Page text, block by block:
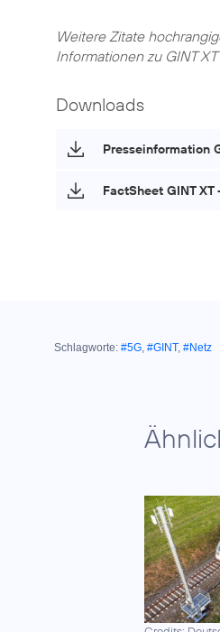
Weitere Zitate
Informationen zu GINT
Downloads
Presseinformation
FactSheet GINT
Schlagworte: #5G, #GINT, #Netz